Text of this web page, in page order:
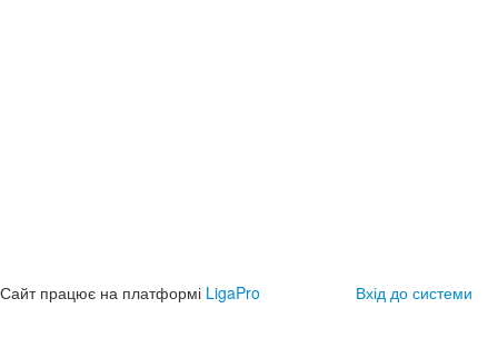
Сайт працює на платформі LigaPro Вхід до системи